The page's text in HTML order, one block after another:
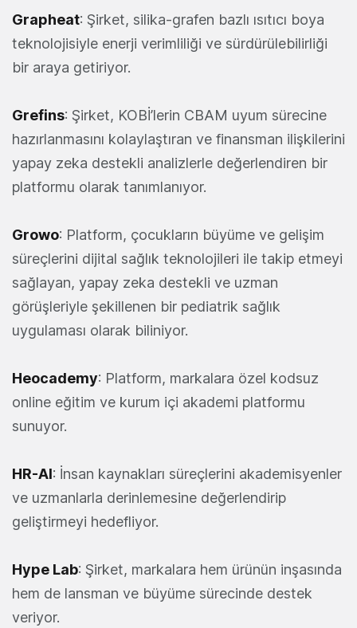
Grapheat: Şirket, silika-grafen bazlı ısıtıcı boya
teknolojisiyle enerji verimliliği ve sürdürülebilirliği
bir araya getiriyor.
Grefins: Şirket, KOBİ’lerin CBAM uyum sürecine
hazırlanmasını kolaylaştıran ve finansman ilişkilerini
yapay zeka destekli analizlerle değerlendiren bir
platformu olarak tanımlanıyor.
Growo: Platform, çocukların büyüme ve gelişim
süreçlerini dijital sağlık teknolojileri ile takip etmeyi
sağlayan, yapay zeka destekli ve uzman
görüşleriyle şekillenen bir pediatrik sağlık
uygulaması olarak biliniyor.
Heocademy: Platform, markalara özel kodsuz
online eğitim ve kurum içi akademi platformu
sunuyor.
HR-AI: İnsan kaynakları süreçlerini akademisyenler
ve uzmanlarla derinlemesine değerlendirip
geliştirmeyi hedefliyor.
Hype Lab: Şirket, markalara hem ürünün inşasında
hem de lansman ve büyüme sürecinde destek
veriyor.